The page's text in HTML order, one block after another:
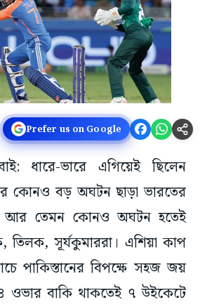
Prefer us on Google
ধারে-ভারে এগিয়েই ছিলেন
কোনও বড় অঘটন ছাড়া ভারতের
আর তেমন কোনও অঘটন হতেই
তিলক, সূর্যকুমাররা। এশিয়া কাপ
পাকিস্তানের বিপক্ষে সহজ জয়
ওভার বাকি থাকতেই ৭ উইকেটে